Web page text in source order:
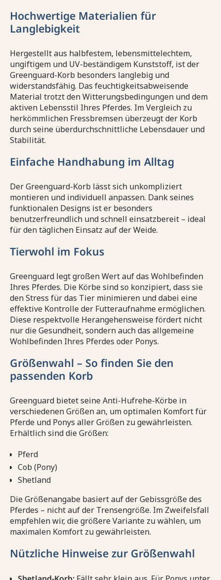
Hochwertige Materialien für
Langlebigkeit
Hergestellt aus halbfestem, lebensmittelechtem,
ungiftigem und UV-beständigem Kunststoff, ist der
Greenguard-Korb besonders langlebig und
widerstandsfähig. Das feuchtigkeitsabweisende
Material trotzt den Witterungsbedingungen und dem
aktiven Lebensstil Ihres Pferdes. Im Vergleich zu
herkömmlichen Fressbremsen überzeugt der Korb
durch seine überdurchschnittliche Lebensdauer und
Stabilität.
Einfache Handhabung im Alltag
Der Greenguard-Korb lässt sich unkompliziert
montieren und individuell anpassen. Dank seines
funktionalen Designs ist er besonders
benutzerfreundlich und schnell einsatzbereit – ideal
für den täglichen Einsatz auf der Weide.
Tierwohl im Fokus
Greenguard legt großen Wert auf das Wohlbefinden
Ihres Pferdes. Die Körbe sind so konzipiert, dass sie
den Stress für das Tier minimieren und dabei eine
effektive Kontrolle der Futteraufnahme ermöglichen.
Diese respektvolle Herangehensweise fördert nicht
nur die Gesundheit, sondern auch das allgemeine
Wohlbefinden Ihres Pferdes oder Ponys.
Größenwahl – So finden Sie den
passenden Korb
Greenguard bietet seine Anti-Hufrehe-Körbe in
verschiedenen Größen an, um optimalen Komfort für
Pferde und Ponys aller Größen zu gewährleisten.
Erhältlich sind die Größen:
Pferd
Cob (Pony)
Shetland
Die Größenangabe basiert auf der Gebissgröße des
Pferdes – nicht auf der Trensengröße. Im Zweifelsfall
empfehlen wir, die größere Variante zu wählen, um
maximalen Komfort zu gewährleisten.
Nützliche Hinweise zur Größenwahl